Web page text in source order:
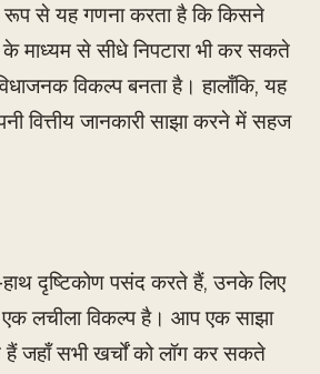
रूप से यह गणना करता है कि किसने
माध्यम से सीधे निपटारा भी कर सकते
विकल्प बनता है। हालाँकि, यह
वित्तीय जानकारी साझा करने में सहज
दृष्टिकोण पसंद करते हैं, उनके लिए
लचीला विकल्प है। आप एक साझा
जहाँ सभी खर्चों को लॉग कर सकते